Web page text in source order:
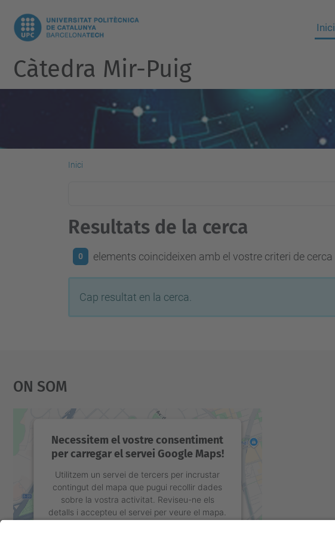
Inici
Càtedra Mir-Puig
Inici
Resultats de la cerca
0 elements coincideixen amb el vostre criteri de cerca
Cap resultat en la cerca.
On Som
Necessitem el vostre consentiment
per carregar el servei Google Maps!
Utilitzem un servei de tercers per incrustar
contingut del mapa que pugui recollir dades
sobre la vostra activitat. Reviseu-ne els
detalls i accepteu el servei per veure el mapa.